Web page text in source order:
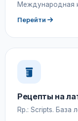
Международная
Перейти
Рецепты на
Rp.: Scripts. База